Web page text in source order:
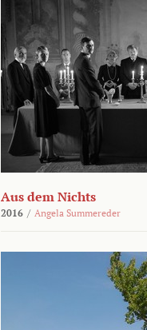
Aus dem Nichts
2016 / Angela Summereder